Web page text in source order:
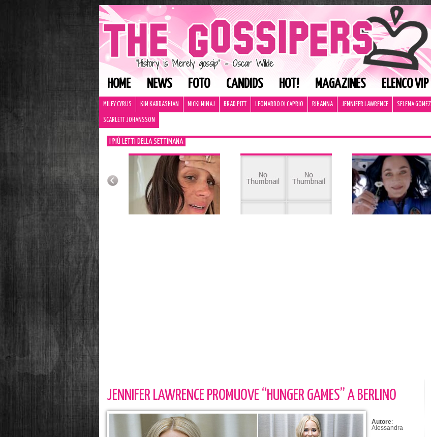
HOME NEWS FOTO CANDIDS HOT! MAGAZINES ELENCO VIP
MILEY CYRUS KIM KARDASHIAN NICKI MINAJ BRAD PITT LEONARDO DI CAPRIO RIHANNA JENNIFER LAWRENCE SELENA GOMEZ
SCARLETT JOHANSSON
I PIÙ LETTI DELLA SETTIMANA
JENNIFER LAWRENCE PROMUOVE “HUNGER GAMES” A BERLINO
Autore:
Alessandra